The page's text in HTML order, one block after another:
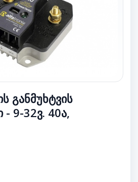
განმუხტვის
9-32ვ. 40ა,